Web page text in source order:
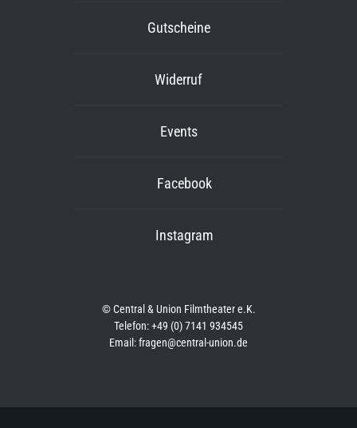
Gutscheine
Widerruf
Events
Facebook
Instagram
© Central & Union Filmtheater e.K.
Telefon: +49 (0) 7141 934545
Email: fragen@central-union.de